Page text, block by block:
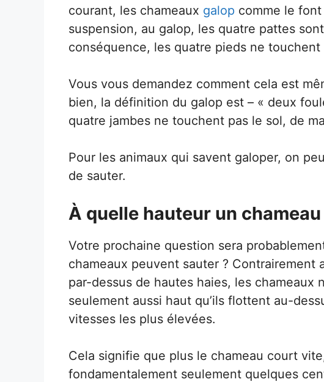
courant, les chameaux galop comme le
suspension, au galop, les quatre pattes
conséquence, les quatre pieds ne
Vous vous demandez comment cela est
bien, la définition du galop est – « deux
quatre jambes ne touchent pas le sol, de
Pour les animaux qui savent galoper, on
de sauter.
À quelle hauteur un
Votre prochaine question sera
chameaux peuvent sauter ? Contrairement
par-dessus de hautes haies, les chameaux
seulement aussi haut qu’ils flottent au-
vitesses les plus élevées.
Cela signifie que plus le chameau court
fondamentalement seulement quelques